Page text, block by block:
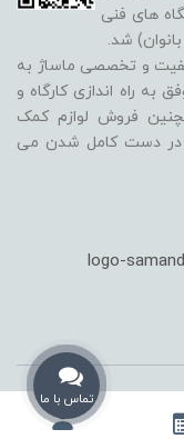
تماس با ما
های فنی
شد.
و تخصصی ماساژ به
به راه اندازی کارگاه و
فروش لوازم کمک
در دست کامل شدن می
برای مقاصد غیر تجاری
نیز برای مرکز ماساژ